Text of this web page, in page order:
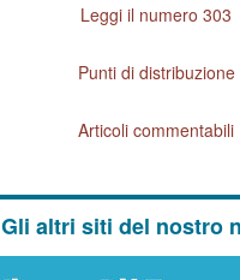
Leggi il numero 303
Punti di distribuzione
Articoli commentabili
Gli altri siti del nostro